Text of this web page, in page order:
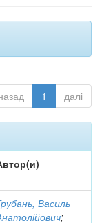
1 далі
Василь
;